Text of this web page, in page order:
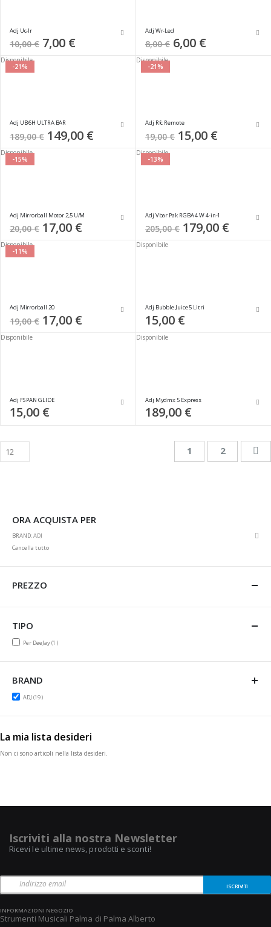
Adj Uc-Ir
10,00 € Special
Price
7,00 €
Adj Wr-Led
8,00 € Special
Price
6,00 €
-21%
Disponibile
Adj UB 6H ULTRA BAR
189,00 € Special
Price
149,00 €
-21%
Disponibile
Adj Rfc Remote
19,00 € Special
Price
15,00 €
-15%
Disponibile
Adj Mirrorball Motor 2,5 U/M
20,00 € Special
Price
17,00 €
-13%
Disponibile
Adj Vbar Pak RGBA 4 W 4-in-1
205,00 € Special
Price
179,00 €
-11%
Disponibile
Adj Mirrorball 20
19,00 € Special
Price
17,00 €
Disponibile
Adj Bubble Juice 5 Litri
15,00 €
Disponibile
Adj FS PAN GLIDE
15,00 €
Disponibile
Adj Mydmx 5 Express
189,00 €
PaginaAttualmente stai
1 Pagina
2
ORA ACQUISTA PER
BRAND ADJ
Cancella tutto
PREZZO
TIPO
Per DeeJay1item
BRAND
ADJ19items
La mia lista desideri
Non ci sono articoli nella lista desideri.
Iscriviti alla nostra Newsletter
Ricevi le ultime news, prodotti e sconti!
ISCRIVITI
INFORMAZIONI NEGOZIO
Strumenti Musicali Palma di Palma Alberto